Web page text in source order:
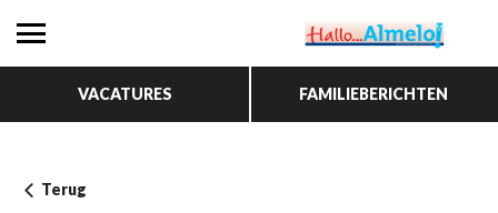
VACATURES FAMILIEBERICHTEN
Terug